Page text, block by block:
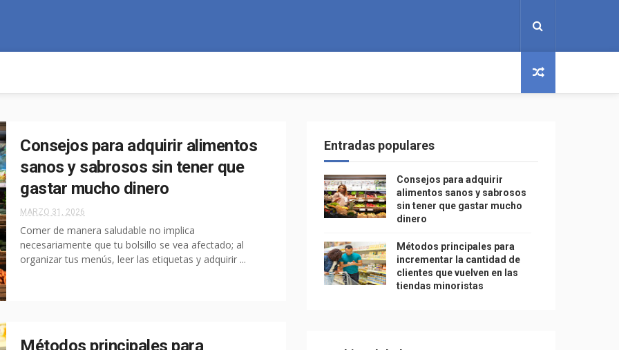
Consejos para adquirir alimentos
sanos y sabrosos sin tener que
gastar mucho dinero
MARZO 31, 2026
Comer de manera saludable no implica
necesariamente que tu bolsillo se vea afectado; al
organizar tus menús, leer las etiquetas y adquirir ...
Métodos principales para
Entradas populares
Consejos para adquirir
alimentos sanos y sabrosos
sin tener que gastar mucho
dinero
Métodos principales para
incrementar la cantidad de
clientes que vuelven en las
tiendas minoristas